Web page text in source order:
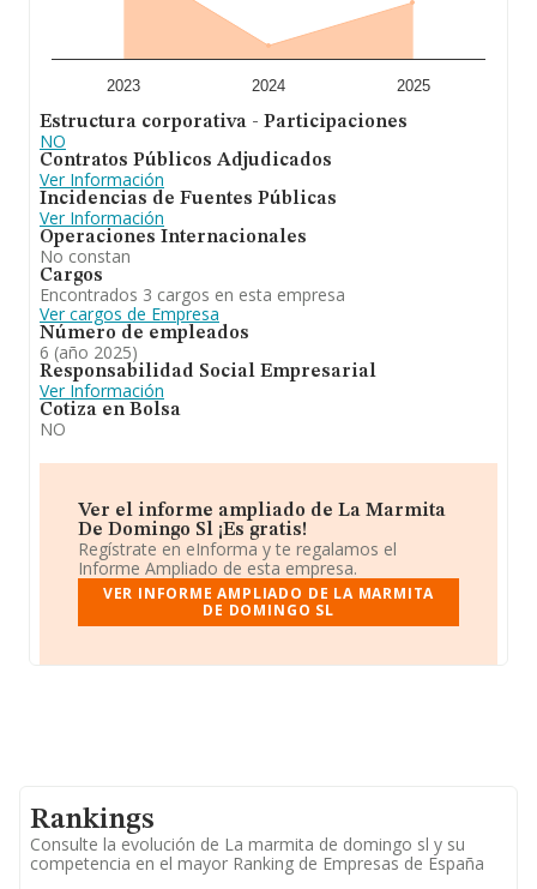
información adicional de interés, la media de antigüedad
desde la constitución es de 12 años. Los empleados de
En conclusión, la actividad deLa Marmita de
explotación de toda clase de establecimientos de
hostelería; tales como bares, cafeterías, restaurantes,
hospederias y salas de fiesta, ya sea en propiedad o en
arrendamiento. En el ranking de provincia, ha
experimentado un retroceso.
2023 2024 2025
Estructura corporativa - Participaciones
NO
Contratos Públicos Adjudicados
Ver Información
Incidencias de Fuentes Públicas
Ver Información
Operaciones Internacionales
No constan
Cargos
Encontrados 3 cargos en esta empresa
Ver cargos de Empresa
Número de empleados
6 (año 2025)
Responsabilidad Social Empresarial
Ver Información
Cotiza en Bolsa
NO
Ver el informe ampliado de La Marmita
De Domingo Sl ¡Es gratis!
Regístrate en eInforma y te regalamos el
Informe Ampliado de esta empresa.
VER INFORME AMPLIADO DE LA MARMITA
DE DOMINGO SL
Rankings
Consulte la evolución de La marmita de domingo sl y su
competencia en el mayor Ranking de Empresas de España